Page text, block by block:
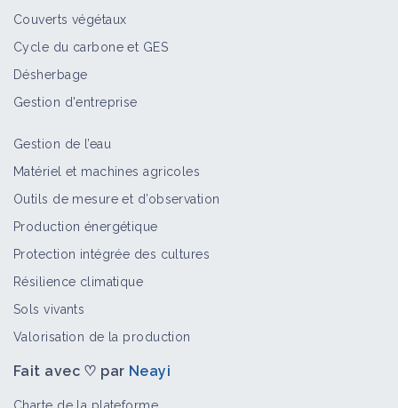
Fertiliser avec des acides aminés
Fiche technique
Couverts végétaux
Cycle du carbone et GES
Désherbage
Gestion d'entreprise
Gestion de l’eau
Matériel et machines agricoles
Outils de mesure et d’observation
Production énergétique
Protection intégrée des cultures
Résilience climatique
Sols vivants
Valorisation de la production
Fait avec ♡ par Neayi